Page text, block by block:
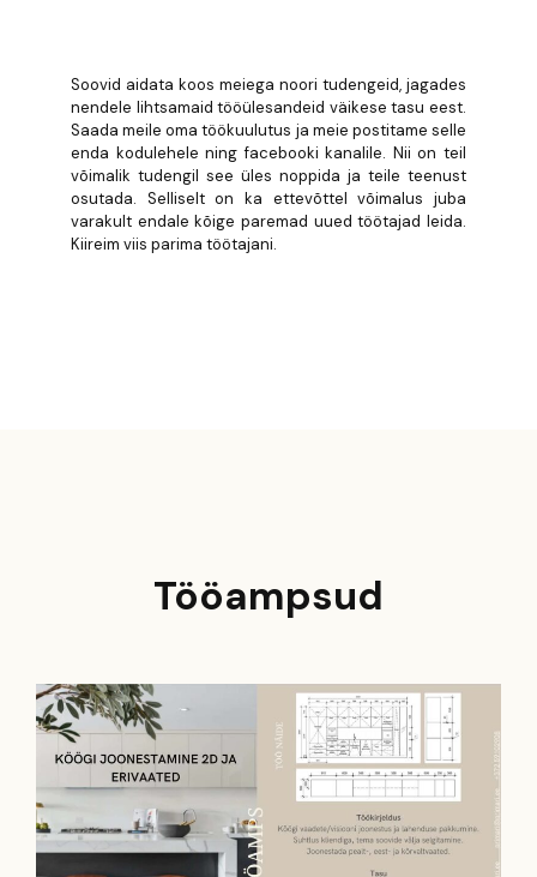
Soovid aidata koos meiega noori tudengeid, jagades
nendele lihtsamaid tööülesandeid väikese tasu eest.
Saada meile oma töökuulutus ja meie postitame selle
enda kodulehele ning facebooki kanalile. Nii on teil
võimalik tudengil see üles noppida ja teile teenust
osutada. Selliselt on ka ettevõttel võimalus juba
varakult endale kõige paremad uued töötajad leida.
Kiireim viis parima töötajani.
Tööampsud